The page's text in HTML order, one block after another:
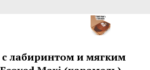
лабиринтом и мягким